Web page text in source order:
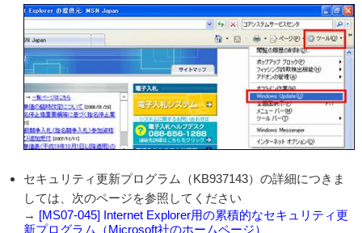
セキュリティ更新プログラム（KB937143）の詳細につきま
しては、次のページを参照してください
→ [MS07-045] Internet Explorer用の累積的なセキュリティ更
新プログラム（Microsoft社のホームページ）